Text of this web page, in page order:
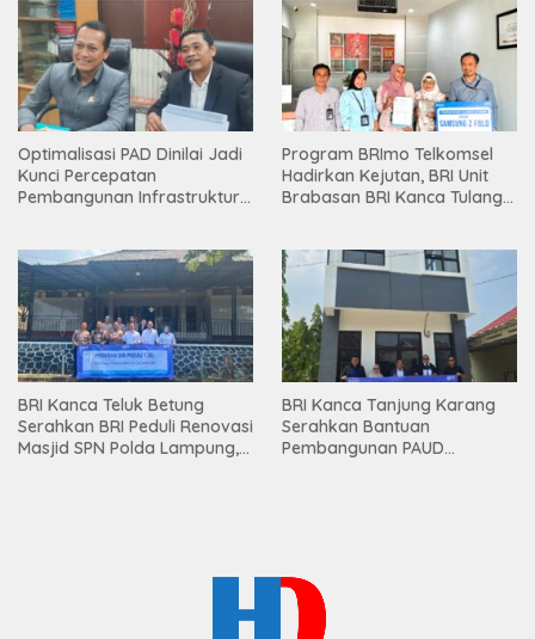
Optimalisasi PAD Dinilai Jadi
Kunci Percepatan
Pembangunan Infrastruktur
Program BRImo Telkomsel
Hadirkan Kejutan, BRI Unit
Brabasan BRI Kanca Tulang
Mesuji
BRI Kanca Teluk Betung
Serahkan BRI Peduli Renovasi
Masjid SPN Polda Lampung,
BRI Kanca Tanjung Karang
Serahkan Bantuan
Pembangunan PAUD